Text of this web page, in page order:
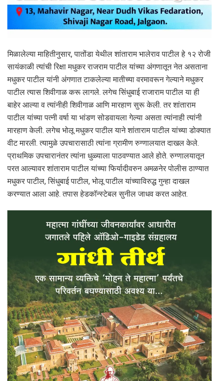
मिळालेल्या माहितीनुसार, पातोंडा येथील शांताराम भालेराव पाटील हे १२ रोजी
सायंकाळी त्यांची रिक्षा मधुकर राजराम पाटील यांच्या अंगणातून नेत असताना
मधुकर पाटील यांनी अंगणात टाकलेल्या मातीच्या वरमावरून गेल्याने मधुकर
पाटील त्यास शिवीगाळ करू लागले. लगेच सिंधुबाई राजाराम पाटील या ही
बाहेर आल्या व त्यांनीही शिवीगाळ आणि मारहाण सुरू केली. तर शांताराम
पाटील यांच्या पत्नी वर्षा या भांडण सोडवायला गेल्या असता त्यांनाही त्यांनी
मारहाण केली. लगेच भोलू मधुकर पाटील याने शांताराम पाटील यांच्या डोक्यात
वीट मारली. त्यामुळे उपचारासाठी त्यांना ग्रामीण रुग्णालयात दाखल केले.
प्राथमिक उपचारानंतर त्यांना धुळ्याला पाठवण्यात आले होते. रुग्णालयातून
परत आल्यावर शांताराम पाटील यांच्या फिर्यादीवरुन अमळनेर पोलीस ठाण्यात
मधुकर पाटील, सिंधुबाई पाटील, भोलू पाटील यांच्याविरुद्ध गुन्हा दाखल
करण्यात आला आहे. तपास हेडकॉन्स्टेबल सुनील जाधव करत आहेत.